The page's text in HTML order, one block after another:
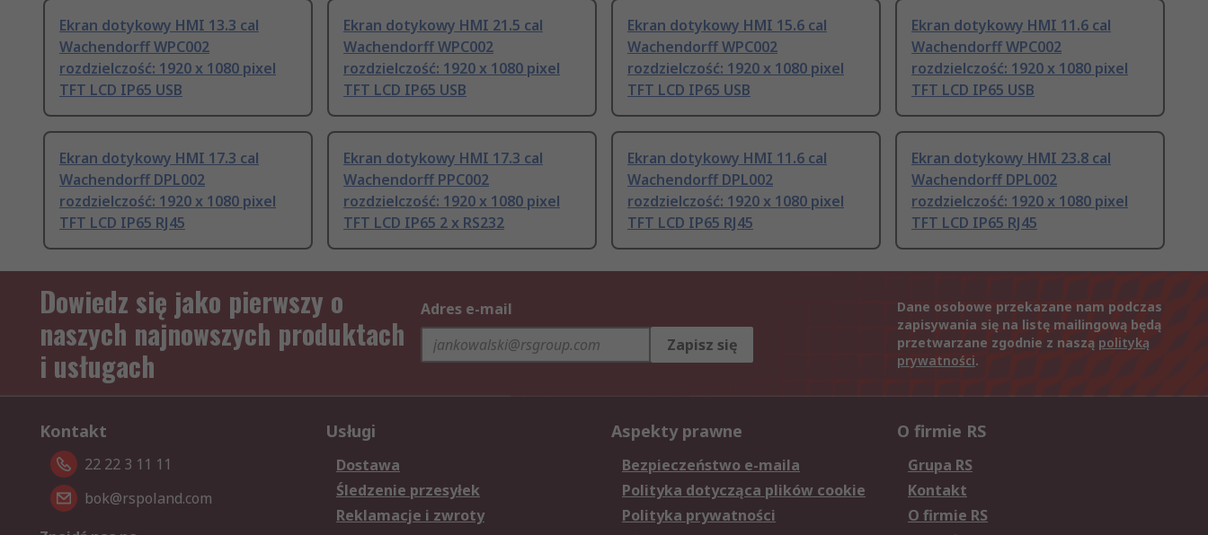
Ekran dotykowy HMI 13.3 cal
Wachendorff WPC002
rozdzielczość: 1920 x 1080 pixel
TFT LCD IP65 USB
Ekran dotykowy HMI 21.5 cal
Wachendorff WPC002
rozdzielczość: 1920 x 1080 pixel
TFT LCD IP65 USB
Ekran dotykowy HMI 15.6 cal
Wachendorff WPC002
rozdzielczość: 1920 x 1080 pixel
TFT LCD IP65 USB
Ekran dotykowy HMI 11.6 cal
Wachendorff WPC002
rozdzielczość: 1920 x 1080 pixel
TFT LCD IP65 USB
Ekran dotykowy HMI 17.3 cal
Wachendorff DPL002
rozdzielczość: 1920 x 1080 pixel
TFT LCD IP65 RJ45
Ekran dotykowy HMI 17.3 cal
Wachendorff PPC002
rozdzielczość: 1920 x 1080 pixel
TFT LCD IP65 2 x RS232
Ekran dotykowy HMI 11.6 cal
Wachendorff DPL002
rozdzielczość: 1920 x 1080 pixel
TFT LCD IP65 RJ45
Ekran dotykowy HMI 23.8 cal
Wachendorff DPL002
rozdzielczość: 1920 x 1080 pixel
TFT LCD IP65 RJ45
Dowiedz się jako pierwszy o
naszych najnowszych produktach
i usługach
Adres e-mail
Zapisz się
Dane osobowe przekazane nam podczas
zapisywania się na listę mailingową będą
przetwarzane zgodnie z naszą polityką
prywatności.
Kontakt
22 22 3 11 11
bok@rspoland.com
Usługi
Dostawa
Śledzenie przesyłek
Reklamacje i zwroty
Aspekty prawne
Bezpieczeństwo e-maila
Polityka dotycząca plików cookie
Polityka prywatności
O firmie RS
Grupa RS
Kontakt
O firmie RS